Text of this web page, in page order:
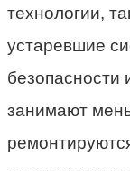
технологии,
устаревшие
безопасности
занимают